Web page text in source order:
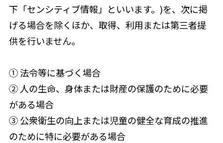
下「センシティブ情報」といいます。)を、次に掲
げる場合を除くほか、取得、利用または第三者提
供を行いません。
① 法令等に基づく場合
② 人の生命、身体または財産の保護のために必要
がある場合
③ 公衆衛生の向上または児童の健全な育成の推進
のために特に必要がある場合